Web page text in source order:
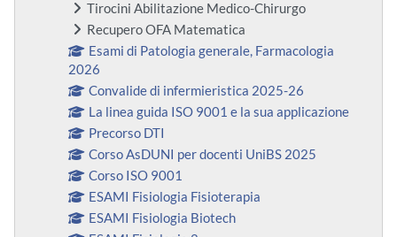
Tirocini Abilitazione Medico-Chirurgo
Recupero OFA Matematica
Esami di Patologia generale, Farmacologia
2026
Convalide di infermieristica 2025-26
La linea guida ISO 9001 e la sua applicazione
Precorso DTI
Corso AsDUNI per docenti UniBS 2025
Corso ISO 9001
ESAMI Fisiologia Fisioterapia
ESAMI Fisiologia Biotech